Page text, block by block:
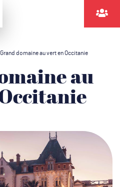
Grand domaine au vert en Occitanie